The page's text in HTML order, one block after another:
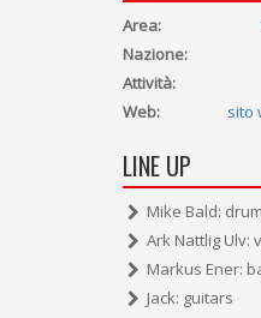
Area:
Nazione:
Attività:
Web:
sito
LINE UP
Mike Bald:
Ark Nattlig Ulv:
Markus Ener:
Jack: guitars